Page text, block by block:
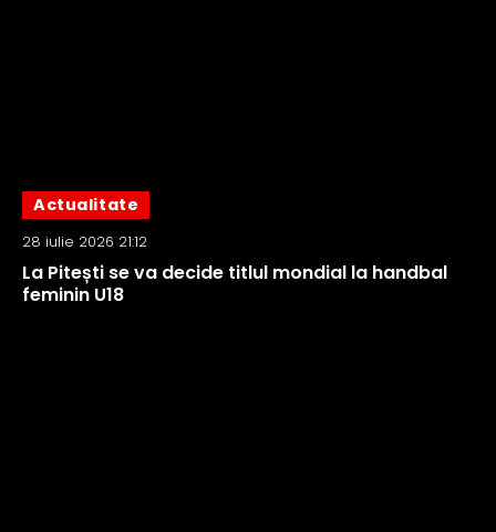
Actualitate
28 iulie 2026 21:12
La Pitești se va decide titlul mondial la handbal
feminin U18